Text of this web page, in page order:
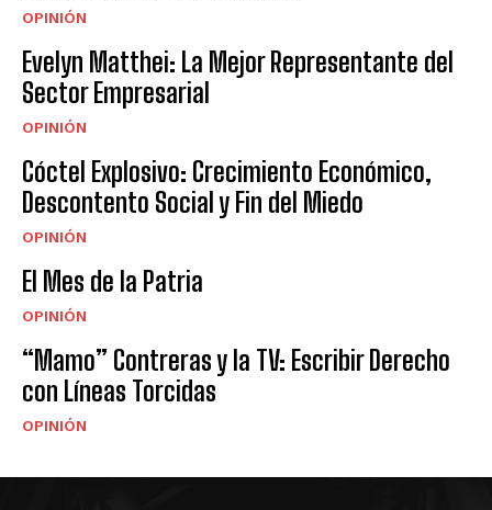
OPINIÓN
Evelyn Matthei: La Mejor Representante del
Sector Empresarial
OPINIÓN
Cóctel Explosivo: Crecimiento Económico,
Descontento Social y Fin del Miedo
OPINIÓN
El Mes de la Patria
OPINIÓN
“Mamo” Contreras y la TV: Escribir Derecho
con Líneas Torcidas
OPINIÓN